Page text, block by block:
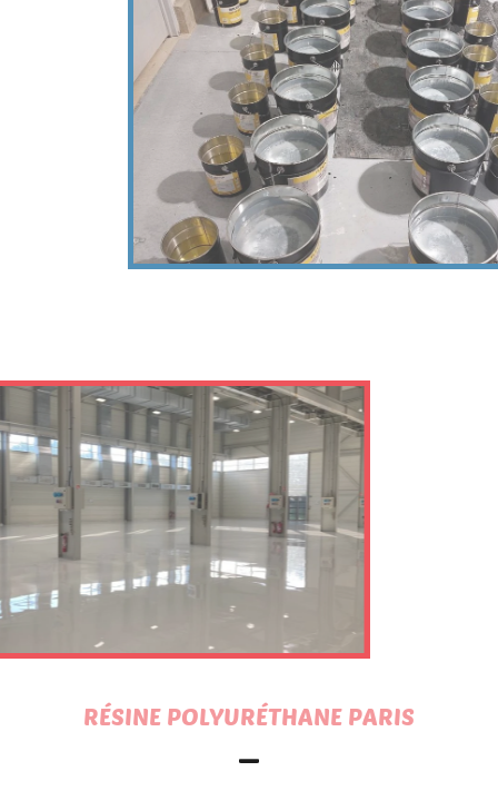
RÉSINE POLYURÉTHANE PARIS